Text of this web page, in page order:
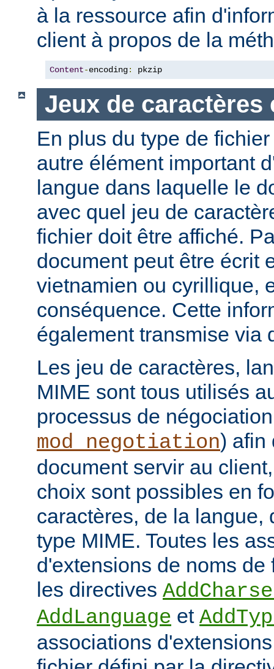
à la ressource afin
client à propos de la
Content-encoding: pkzip
Jeux de caractères
En plus du type de
autre élément important
langue dans laquelle le
avec quel jeu de
fichier doit être affiché.
document peut être écrit
vietnamien ou cyrillique,
conséquence. Cette
également transmise via
Les jeu de caractères,
MIME sont tous utilisés
processus de
mod_negotiation) afin
document servir au
choix sont possibles en
caractères, de la langue,
type MIME. Toutes les
d'extensions de noms
les directives
AddLanguage et
associations